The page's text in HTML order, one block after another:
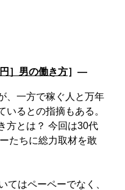
］男の働き方］―
、一方で稼ぐ人と万年
いるとの指摘もある。
方とは？ 今回は30代
たちに総力取材を敢
はペーペーでなく、